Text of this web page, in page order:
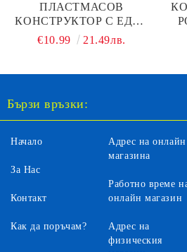
ПЛАСТМАСОВ
КОНСТРУКТОР С ЕДРИ
ЕЛЕМЕНТИ CIMBARI 54
€10.99 21.49лв.
Бързи връзки:
Начало
За Нас
Контакт
Как да поръчам?
Адрес на онлайн
магазина
Работно време
онлайн магазин
Адрес на
физическия